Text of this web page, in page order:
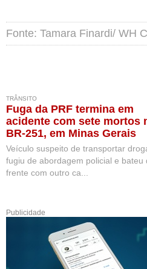
Fonte: Tamara Finardi/ WH
TRÂNSITO
Fuga da PRF termina em
acidente com sete mortos
BR-251, em Minas Gerais
Veículo suspeito de transportar
fugiu de abordagem policial e bateu
frente com outro ca...
Publicidade